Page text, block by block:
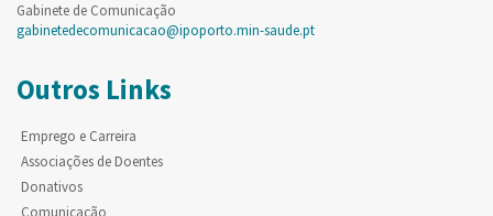
Gabinete de Comunicação
gabinetedecomunicacao@ipoporto.min-saude.pt
Outros Links
Emprego e Carreira
Associações de Doentes
Donativos
Comunicação